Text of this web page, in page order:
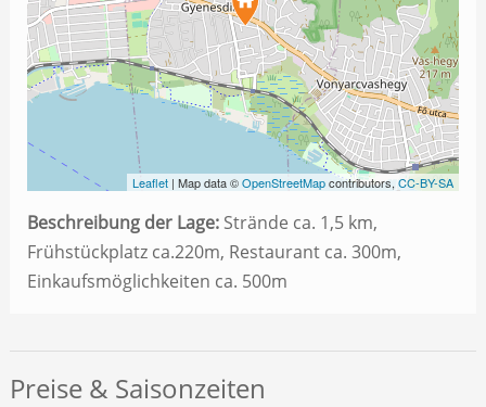
Leaflet | Map data ©OpenStreetMapcontributors,CC-BY-SA
Beschreibung der Lage:Strände ca. 1,5 km,
Frühstückplatz ca.220m, Restaurant ca. 300m,
Einkaufsmöglichkeiten ca. 500m
Preise & Saisonzeiten